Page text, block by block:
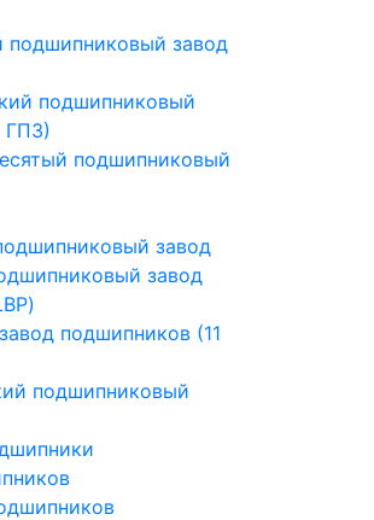
подшипниковый завод
подшипниковый
ГПЗ)
подшипниковый
завод
завод
подшипников (11
подшипниковый